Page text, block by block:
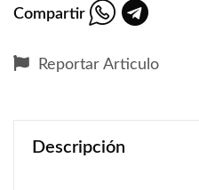
Compartir
Reportar Articulo
Descripción